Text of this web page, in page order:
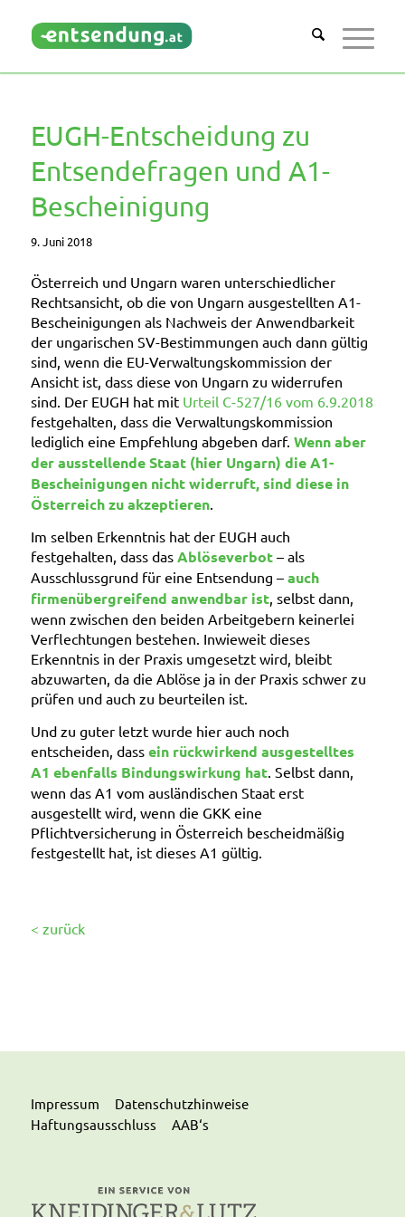
EUGH-Entscheidung zu
Entsendefragen und A1-
Bescheinigung
9. Juni 2018
Österreich und Ungarn waren unterschiedlicher
Rechtsansicht, ob die von Ungarn ausgestellten A1-
Bescheinigungen als Nachweis der Anwendbarkeit
der ungarischen SV-Bestimmungen auch dann gültig
sind, wenn die EU-Verwaltungskommission der
Ansicht ist, dass diese von Ungarn zu widerrufen
sind. Der EUGH hat mit Urteil C-527/16 vom 6.9.2018
festgehalten, dass die Verwaltungskommission
lediglich eine Empfehlung abgeben darf. Wenn aber
der ausstellende Staat (hier Ungarn) die A1-
Bescheinigungen nicht widerruft, sind diese in
Österreich zu akzeptieren.
Im selben Erkenntnis hat der EUGH auch
festgehalten, dass das Ablöseverbot – als
Ausschlussgrund für eine Entsendung – auch
firmenübergreifend anwendbar ist, selbst dann,
wenn zwischen den beiden Arbeitgebern keinerlei
Verflechtungen bestehen. Inwieweit dieses
Erkenntnis in der Praxis umgesetzt wird, bleibt
abzuwarten, da die Ablöse ja in der Praxis schwer zu
prüfen und auch zu beurteilen ist.
Und zu guter letzt wurde hier auch noch
entscheiden, dass ein rückwirkend ausgestelltes
A1 ebenfalls Bindungswirkung hat. Selbst dann,
wenn das A1 vom ausländischen Staat erst
ausgestellt wird, wenn die GKK eine
Pflichtversicherung in Österreich bescheidmäßig
festgestellt hat, ist dieses A1 gültig.
< zurück
Impressum
Datenschutzhinweise
Haftungsausschluss
AAB‘s